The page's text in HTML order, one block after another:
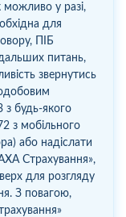
можливо у разі,
для
ПІБ
питань,
звернутись
будь-якого
з мобільного
або надіслати
Страхування»,
для розгляду
З повагою,